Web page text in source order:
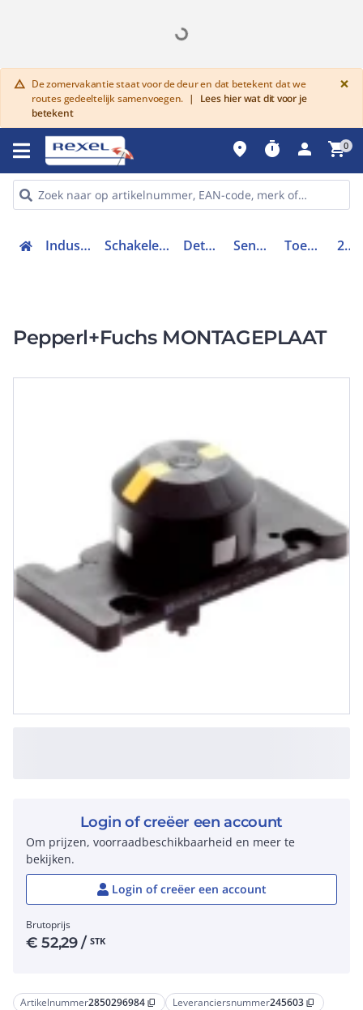
warning De zomervakantie staat voor de deur en dat betekent dat we
routes gedeeltelijk samenvoegen. |
Lees hier wat dit voor je
betekent
×
place timer person shopping_cart0
Industriele componenten Schakelen, bedienen en signaleren Detectie en sensoren Sensoren toebehoren Toebehoren sensoren 245603
Pepperl+Fuchs MONTAGEPLAAT
Artikelnummer2850296984 content_copy Leveranciersnummer245603 content_copy
Login of creëer een account
Om prijzen, voorraadbeschikbaarheid en meer te
bekijken.
Login of creëer een account
Brutoprijs
€52,29/ STK